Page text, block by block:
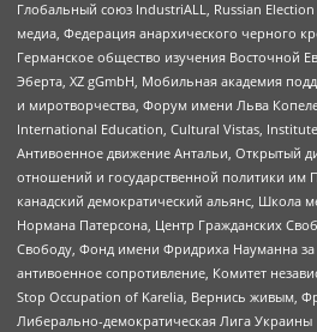
Глобальный союз IndustriALL, Russian
медиа, Федерация анархического черного
Германское общество изучения Восточной
Эберта, XZ gGmbH, Мобильная академия
и миротворчества, Форум имени Льва
International Education, Cultural Vistas,
Антивоенное движение Антальи, Открытый
отношений и государственной политики им
канадский демократический альянс, Школа
Нормана Патерсона, Центр Гражданских
Свободу, Фонд имени Фридриха Науманна за
антивоенное сопротивление, Комитет
Stop Occupation of Karelia, Вернись живым,
Либерально-демократическая Лига Украины